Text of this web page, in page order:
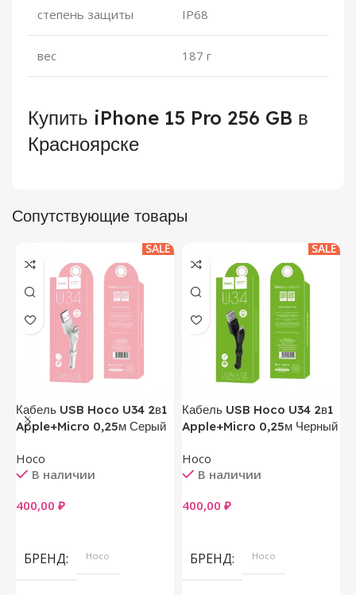
степень защиты IP68
вес 187 г
Купить iPhone 15 Pro 256 GB в
Красноярске
Сопутствующие товары
SALE
Кабель USB Hoco U34 2в1
Apple+Micro 0,25м Серый
Hoco
В наличии
400,00 ₽
БРЕНД Hoco
SALE
Кабель USB Hoco U34 2в1
Apple+Micro 0,25м Черный
Hoco
В наличии
400,00 ₽
БРЕНД Hoco